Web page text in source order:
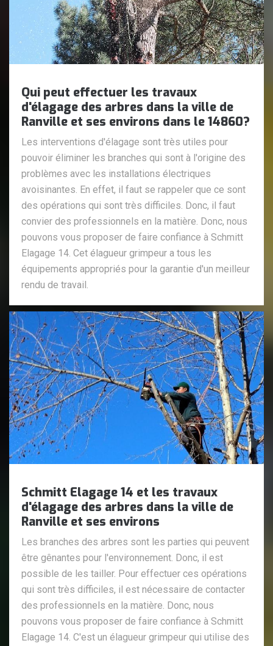
Qui peut effectuer les travaux
d'élagage des arbres dans la ville de
Ranville et ses environs dans le 14860?
Les interventions d'élagage sont très utiles pour
pouvoir éliminer les branches qui sont à l'origine des
problèmes avec les installations électriques
avoisinantes. En effet, il faut se rappeler que ce sont
des opérations qui sont très difficiles. Donc, il faut
convier des professionnels en la matière. Donc, nous
pouvons vous proposer de faire confiance à Schmitt
Elagage 14. Cet élagueur grimpeur a tous les
équipements appropriés pour la garantie d'un meilleur
rendu de travail.
Schmitt Elagage 14 et les travaux
d'élagage des arbres dans la ville de
Ranville et ses environs
Les branches des arbres sont les parties qui peuvent
être gênantes pour l'environnement. Donc, il est
possible de les tailler. Pour effectuer ces opérations
qui sont très difficiles, il est nécessaire de contacter
des professionnels en la matière. Donc, nous
pouvons vous proposer de faire confiance à Schmitt
Elagage 14. C'est un élagueur grimpeur qui utilise des